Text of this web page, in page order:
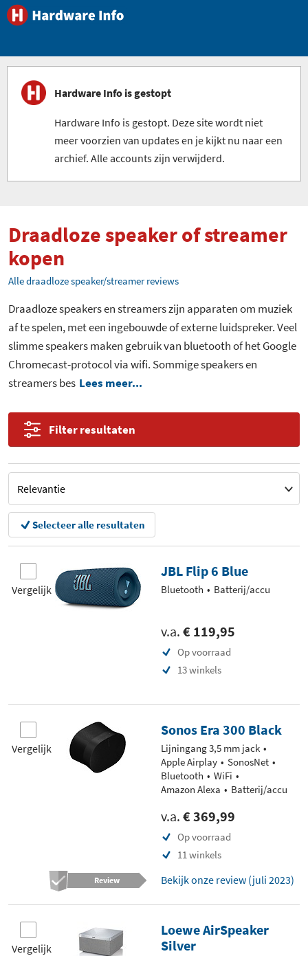
Hardware Info is gestopt
Hardware Info is gestopt. Deze site wordt niet
meer voorzien van updates en je kijkt nu naar een
archief. Alle accounts zijn verwijderd.
Draadloze speaker of streamer
kopen
Alle draadloze speaker/streamer reviews
Draadloze speakers en streamers zijn apparaten om muziek
af te spelen, met een ingebouwde of externe luidspreker. Veel
slimme speakers maken gebruik van bluetooth of het Google
Chromecast-protocol via wifi. Sommige speakers en
streamers bes Lees meer...
Filter resultaten
Selecteer alle resultaten
Vergelijk
JBL Flip 6 Blue
Bluetooth Batterij/accu
v.a. € 119,95
Op voorraad
13 winkels
Vergelijk
Sonos Era 300 Black
Lijningang 3,5 mm jack
Apple Airplay
SonosNet
Bluetooth
WiFi
Amazon Alexa
Batterij/accu
v.a. € 369,99
Op voorraad
11 winkels
Review Bekijk onze review (juli 2023)
Vergelijk
Loewe AirSpeaker
Silver